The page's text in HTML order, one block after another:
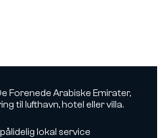
Forenede Arabiske Emirater,
til lufthavn, hotel eller villa.
lokal service